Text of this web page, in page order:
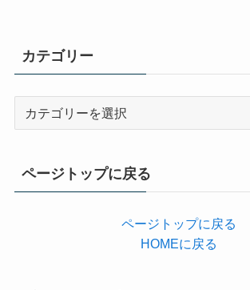
カテゴリー
ページトップに戻る
ページトップに戻る
HOMEに戻る